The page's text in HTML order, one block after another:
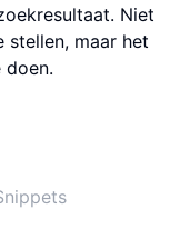
Niet
stellen, maar het